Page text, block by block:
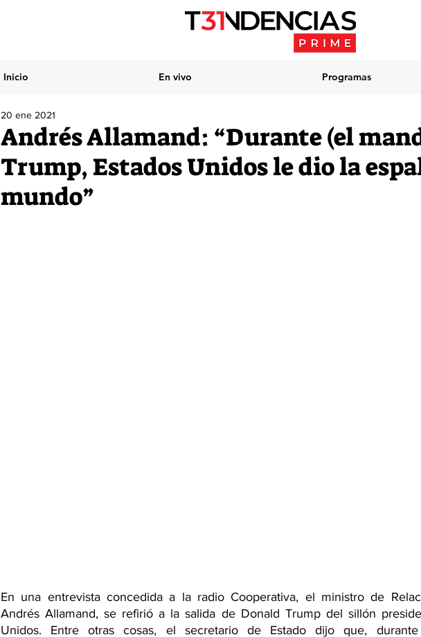
Inicio En vivo Programas
Andrés Allamand: “Durante (el
Trump, Estados Unidos le dio la
mundo”
20 ene 2021
En una entrevista concedida a la radio Cooperativa, el ministro de
Andrés Allamand, se refirió a la salida de Donald Trump del sillón
Unidos. Entre otras cosas, el secretario de Estado dijo que,